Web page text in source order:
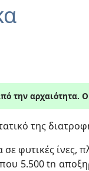
την
της
σε φυτικές
5.500 tn